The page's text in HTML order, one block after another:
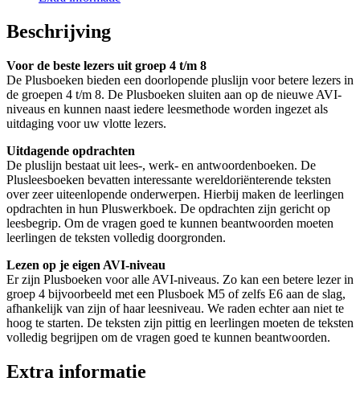
Beschrijving
Voor de beste lezers uit groep 4 t/m 8
De Plusboeken bieden een doorlopende pluslijn voor betere lezers in
de groepen 4 t/m 8. De Plusboeken sluiten aan op de nieuwe AVI-
niveaus en kunnen naast iedere leesmethode worden ingezet als
uitdaging voor uw vlotte lezers.
Uitdagende opdrachten
De pluslijn bestaat uit lees-, werk- en antwoordenboeken. De
Plusleesboeken bevatten interessante wereldoriënterende teksten
over zeer uiteenlopende onderwerpen. Hierbij maken de leerlingen
opdrachten in hun Pluswerkboek. De opdrachten zijn gericht op
leesbegrip. Om de vragen goed te kunnen beantwoorden moeten
leerlingen de teksten volledig doorgronden.
Lezen op je eigen AVI-niveau
Er zijn Plusboeken voor alle AVI-niveaus. Zo kan een betere lezer in
groep 4 bijvoorbeeld met een Plusboek M5 of zelfs E6 aan de slag,
afhankelijk van zijn of haar leesniveau. We raden echter aan niet te
hoog te starten. De teksten zijn pittig en leerlingen moeten de teksten
volledig begrijpen om de vragen goed te kunnen beantwoorden.
Extra informatie